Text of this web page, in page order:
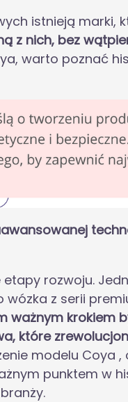
istnieją marki,
z nich, bez
warto poznać
rozwoju.
z serii
ważnym krokiem
które
modelu Coya
punktem w